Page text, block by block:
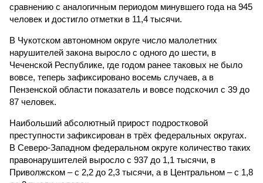
сравнению с аналогичным периодом минувшего года на 945
человек и достигло отметки в 11,4 тысячи.
В Чукотском автономном округе число малолетних
нарушителей закона выросло с одного до шести, в
Чеченской Республике, где годом ранее таковых не было
вовсе, теперь зафиксировано восемь случаев, а в
Пензенской области показатель и вовсе подскочил с 39 до
87 человек.
Наибольший абсолютный прирост подростковой
преступности зафиксирован в трёх федеральных округах.
В Северо-Западном федеральном округе количество таких
правонарушителей выросло с 937 до 1,1 тысячи, в
Приволжском – с 2,2 до 2,3 тысячи, а в Центральном – с 1,8